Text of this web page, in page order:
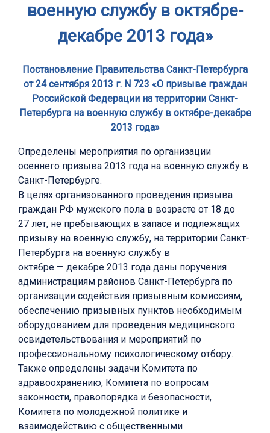
военную службу в октябре-
декабре 2013 года»
Постановление Правительства Санкт-Петербурга
от 24 сентября 2013 г. N 723 «О призыве граждан
Российской Федерации на территории Санкт-
Петербурга на военную службу в октябре-декабре
2013 года»
Определены мероприятия по организации
осеннего призыва 2013 года на военную службу в
Санкт-Петербурге.
В целях организованного проведения призыва
граждан РФ мужского пола в возрасте от 18 до
27 лет, не пребывающих в запасе и подлежащих
призыву на военную службу, на территории Санкт-
Петербурга на военную службу в
октябре — декабре 2013 года даны поручения
администрациям районов Санкт-Петербурга по
организации содействия призывным комиссиям,
обеспечению призывных пунктов необходимым
оборудованием для проведения медицинского
освидетельствования и мероприятий по
профессиональному психологическому отбору.
Также определены задачи Комитета по
здравоохранению, Комитета по вопросам
законности, правопорядка и безопасности,
Комитета по молодежной политике и
взаимодействию с общественными